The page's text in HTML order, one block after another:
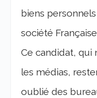
biens
société
Ce candidat, qui
les médias,
oublié des